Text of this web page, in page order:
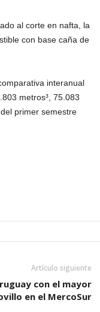
al corte en nafta, la
con base caña de
interanual
metros³, 75.083
primer semestre
Artículo siguiente
con el mayor
en el MercoSur